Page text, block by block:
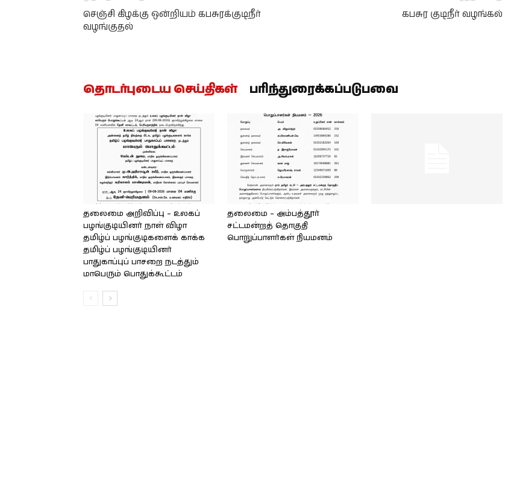
செஞ்சி கிழக்கு ஒன்றியம் கபசுரக்குடிநீர்
வழங்குதல்
கபசுர குடிநீர் வழங்கல்
தொடர்புடைய செய்திகள் பரிந்துரைக்கப்படுபவை
தலைமை அறிவிப்பு – உலகப்
பழங்குடியினர் நாள் விழா
தமிழ்ப் பழங்குடிகளைக் காக்க
தமிழ்ப் பழங்குடியினர்
பாதுகாப்புப் பாசறை நடத்தும்
மாபெரும் பொதுக்கூட்டம்
தலைமை – அம்பத்தூர்
சட்டமன்றத் தொகுதி
பொறுப்பாளர்கள் நியமனம்